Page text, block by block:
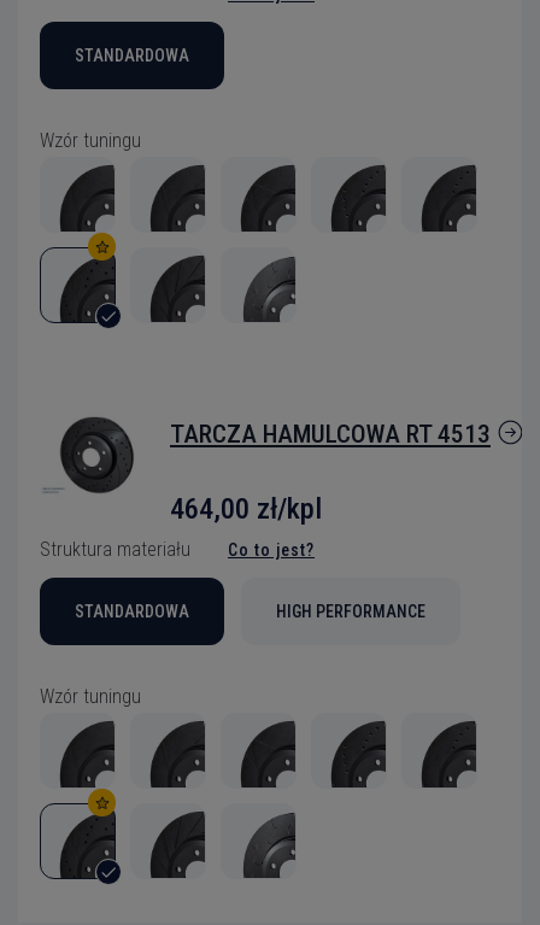
STANDARDOWA
Wzór tuningu
TARCZA HAMULCOWA RT 4513
464,00 zł/kpl
Struktura materiału Co to jest?
STANDARDOWA HIGH PERFORMANCE
Wzór tuningu